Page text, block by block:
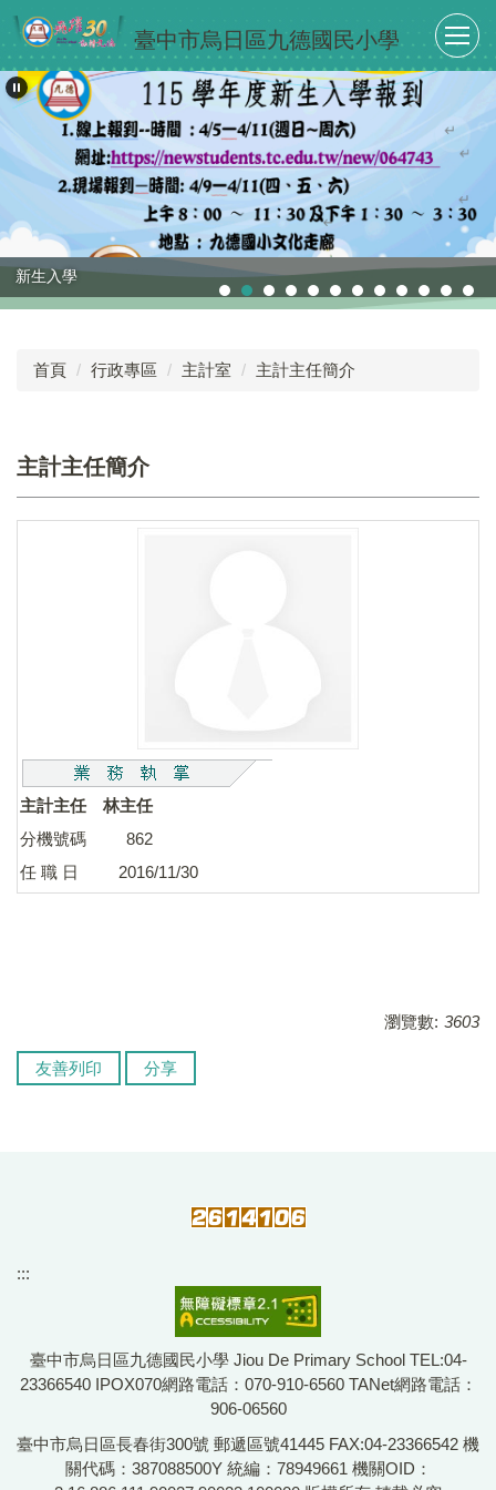
跳
到
主
要
內
區
臺中市烏日區九德國民小學
新生入學
首頁 行政專區 主計室 主計主任簡介
主計主任簡介
主計主任 林主任
分機號碼 862
任 職 日 2016/11/30
瀏覽數: 3603
友善列印 分享
:::
臺中市烏日區九德國民小學 Jiou De Primary School TEL:04-
23366540 IPOX070網路電話：070-910-6560 TANet網路電話：
906-06560
臺中市烏日區長春街300號 郵遞區號41445 FAX:04-23366542 機
關代碼：387088500Y 統編：78949661 機關OID：